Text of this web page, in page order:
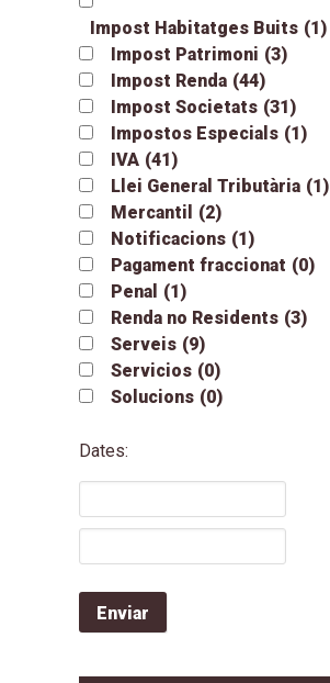
Impost Habitatges Buits (1)
Impost Patrimoni (3)
Impost Renda (44)
Impost Societats (31)
Impostos Especials (1)
IVA (41)
Llei General Tributària (1)
Mercantil
(2)
Notificacions (1)
Pagament fraccionat (0)
Penal (1)
Renda no Residents (3)
Serveis (9)
Servicios (0)
Solucions (0)
Dates: